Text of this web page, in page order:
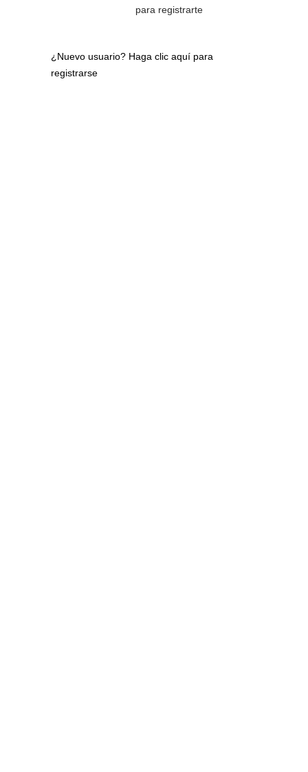
para registrarte
¿Nuevo usuario? Haga clic aquí para
registrarse